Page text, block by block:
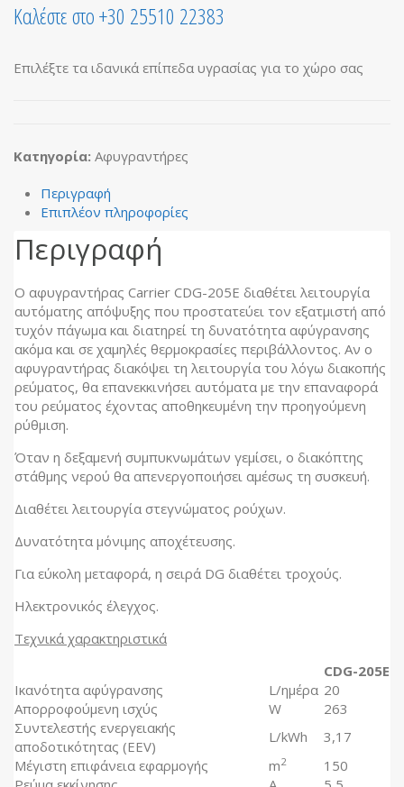
Καλέστε στο +30 25510 22383
Επιλέξτε τα ιδανικά επίπεδα υγρασίας για το χώρο σας
Κατηγορία: Αφυγραντήρες
Περιγραφή
Επιπλέον πληροφορίες
Περιγραφή
Ο αφυγραντήρας Carrier CDG-205E διαθέτει λειτουργία
αυτόματης απόψυξης που προστατεύει τον εξατμιστή από
τυχόν πάγωμα και διατηρεί τη δυνατότητα αφύγρανσης
ακόμα και σε χαμηλές θερμοκρασίες περιβάλλοντος. Αν ο
αφυγραντήρας διακόψει τη λειτουργία του λόγω διακοπής
ρεύματος, θα επανεκκινήσει αυτόματα με την επαναφορά
του ρεύματος έχοντας αποθηκευμένη την προηγούμενη
ρύθμιση.
Όταν η δεξαμενή συμπυκνωμάτων γεμίσει, ο διακόπτης
στάθμης νερού θα απενεργοποιήσει αμέσως τη συσκευή.
Διαθέτει λειτουργία στεγνώματος ρούχων.
Δυνατότητα μόνιμης αποχέτευσης.
Για εύκολη μεταφορά, η σειρά DG διαθέτει τροχούς.
Ηλεκτρονικός έλεγχος.
Τεχνικά χαρακτηριστικά
CDG-205E
Ικανότητα αφύγρανσης
L/ημέρα 20
Απορροφούμενη ισχύς
W
263
Συντελεστής ενεργειακής
αποδοτικότητας (EEV)
L/kWh
3,17
Μέγιστη επιφάνεια εφαρμογής
m2
150